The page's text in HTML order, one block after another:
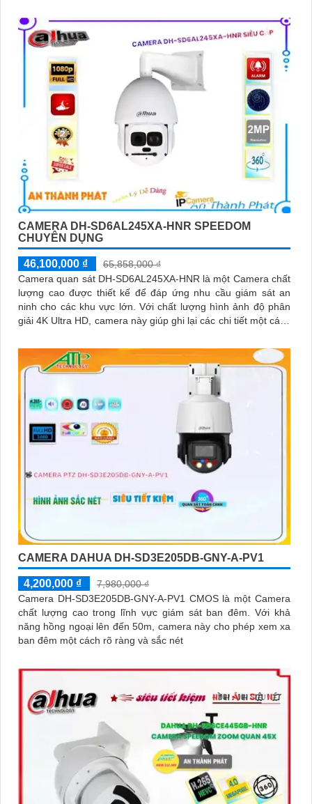
CAMERA DH-SD6AL245XA-HNR SPEEDOM
CHUYÊN DỤNG
46,100,000 ₫
65,858,000 ₫
Camera quan sát DH-SD6AL245XA-HNR là một Camera chất
lượng cao được thiết kế để đáp ứng nhu cầu giám sát an
ninh cho các khu vực lớn. Với chất lượng hình ảnh độ phân
giải 4K Ultra HD, camera này giúp ghi lại các chi tiết một cách
CAMERA DAHUA DH-SD3E205DB-GNY-A-PV1
4,200,000 ₫
7,980,000 ₫
Camera DH-SD3E205DB-GNY-A-PV1 CMOS là một Camera
chất lượng cao trong lĩnh vực giám sát ban đêm. Với khả
năng hồng ngoại lên đến 50m, camera này cho phép xem xa
ban đêm một cách rõ ràng và sắc nét